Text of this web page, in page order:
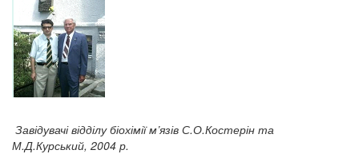
Завідувачі відділу біохімії м’язів С.О.Костерін та
М.Д.Курський, 2004 р.